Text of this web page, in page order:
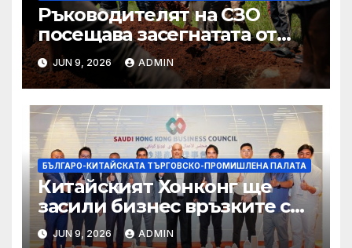
Ръководителят на СЗО
посещава засегнатата от
Ебола Уганда, след като
вирусът се разпространява
от ДРК
JUN 9, 2026 ADMIN
БЪЛГАРО-КИТАЙСКАТА ТЪРГОВСКО-ПРОМИШЛЕНА ПАЛАТА
Китайският Хонконг ще
засили бизнес връзките си
със Саудитска Арабия
JUN 9, 2026 ADMIN